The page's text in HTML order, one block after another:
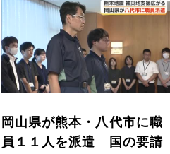
岡山県が熊本・八代市に職
員１１人を派遣 国の要請